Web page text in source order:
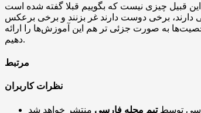
این قبیل چیزی نیست که بگوییم قبلا گفته شده است
دارند، برخی دوست دارند غر بزنند و برخی برعکس
به صورت جزئی تر هم این آموزش‌ها را ارائه
دهیم.
مرتبط
نظرات کاربران
توسطتیم مجله فارسی